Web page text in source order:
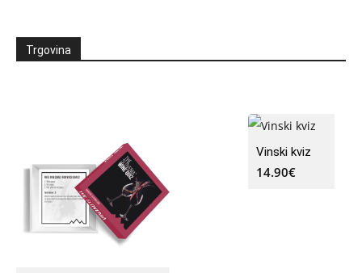
Trgovina
Vinski kviz
14.90€